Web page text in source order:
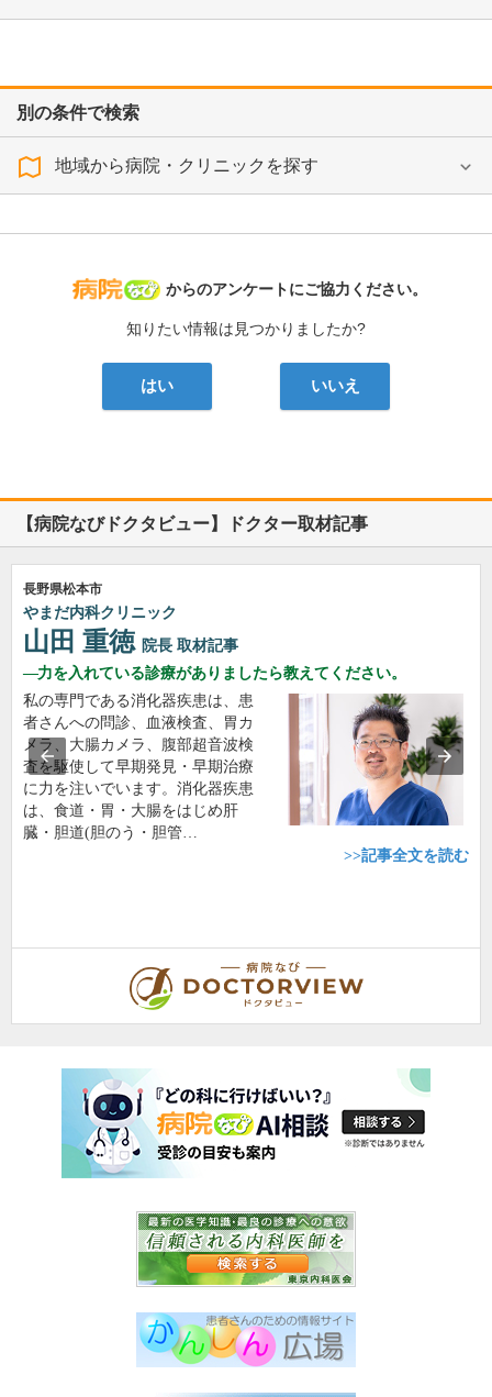
別の条件で検索
地域から病院・クリニックを探す
病院なび
からのアンケートにご協力ください。
知りたい情報は見つかりましたか?
はい いいえ
【病院なびドクタビュー】ドクター取材記事
長野県松本市
やまだ内科クリニック
山田 重徳 院長 取材記事
力を入れている診療がありましたら教えてください。
私の専門である消化器疾患は、患
者さんへの問診、血液検査、胃カ
メラ、大腸カメラ、腹部超音波検
査を駆使して早期発見・早期治療
に力を注いでいます。消化器疾患
は、食道・胃・大腸をはじめ肝
臓・胆道(胆のう・胆管…
>>記事全文を読む